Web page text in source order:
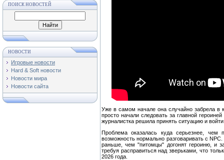
ПОИСК НОВОСТЕЙ
НОВОСТИ
Игровые новости
Hard & Soft новости
Новости мира
Новости сайта
Уже в самом начале она случайно забрела в
просто начали следовать за главной
журналистка решила принять ситуацию и
Проблема оказалась куда серьезнее, чем
возможность нормально разговаривать с
раньше, чем "питомцы" догонят героиню, и
требуя расправиться над зверьками, что
2026 года.